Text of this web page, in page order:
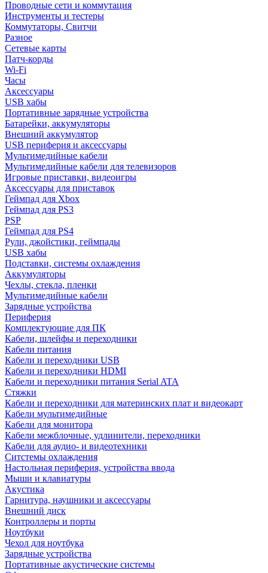
Проводные сети и коммутация
Инструменты и тестеры
Коммутаторы, Свитчи
Разное
Сетевые карты
Патч-корды
Wi-Fi
Часы
Аксессуары
USB хабы
Портативные зарядные устройства
Батарейки, аккумуляторы
Внешний аккумулятор
USB периферия и аксессуары
Мультимедийные кабели
Мультимедийные кабели для телевизоров
Игровые приставки, видеоигры
Аксессуары для приставок
Геймпад для Xbox
Геймпад для PS3
PSP
Геймпад для PS4
Рули, джойстики, геймпады
USB хабы
Подставки, системы охлаждения
Аккумуляторы
Чехлы, стекла, пленки
Мультимедийные кабели
Зарядные устройства
Периферия
Комплектующие для ПК
Кабели, шлейфы и переходники
Кабели питания
Кабели и переходники USB
Кабели и переходники HDMI
Кабели и переходники питания Serial ATA
Стяжки
Кабели и переходники для материнских плат и видеокарт
Кабели мультимедийные
Кабели для монитора
Кабели межблочные, удлинители, переходники
Кабели для аудио- и видеотехники
Ситстемы охлаждения
Настольная периферия, устройства ввода
Мыши и клавиатуры
Акустика
Гарнитура, наушники и аксессуары
Внешний диск
Контроллеры и порты
Ноутбуки
Чехол для ноутбука
Зарядные устройства
Портативные акустические системы